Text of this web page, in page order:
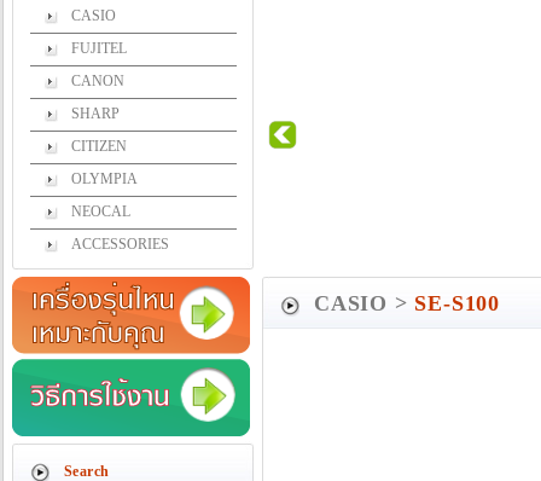
CASIO
FUJITEL
CANON
SHARP
CITIZEN
OLYMPIA
NEOCAL
ACCESSORIES
Search
CASIO > SE-S100